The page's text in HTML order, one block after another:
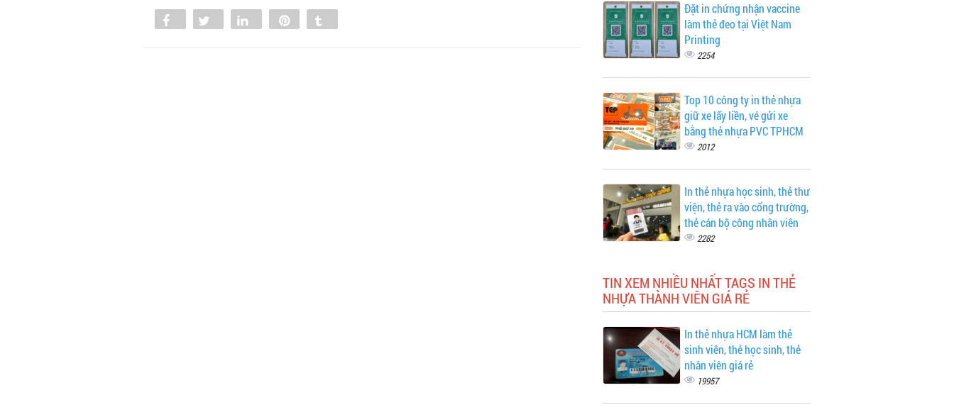
Share Tweet Share
Đặt in chứng nhận vaccine
làm thẻ đeo tại Việt Nam
Printing
2254
Top 10 công ty in thẻ nhựa
giữ xe lấy liền, vé gửi xe
bằng thẻ nhựa PVC TPHCM
2012
In thẻ nhựa học sinh, thẻ thư
viện, thẻ ra vào cổng trường,
thẻ cán bộ công nhân viên
2282
TIN XEM NHIỀU NHẤT TAGS IN THẺ
NHỰA THÀNH VIÊN GIÁ RẺ
In thẻ nhựa HCM làm thẻ
sinh viên, thẻ học sinh, thẻ
nhân viên giá rẻ
19957